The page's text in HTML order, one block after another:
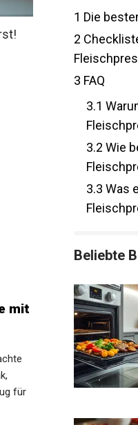
mit
für
1 Die
2
3 FAQ
3.1
3.2 Wie
3.3 Was
Beliebte